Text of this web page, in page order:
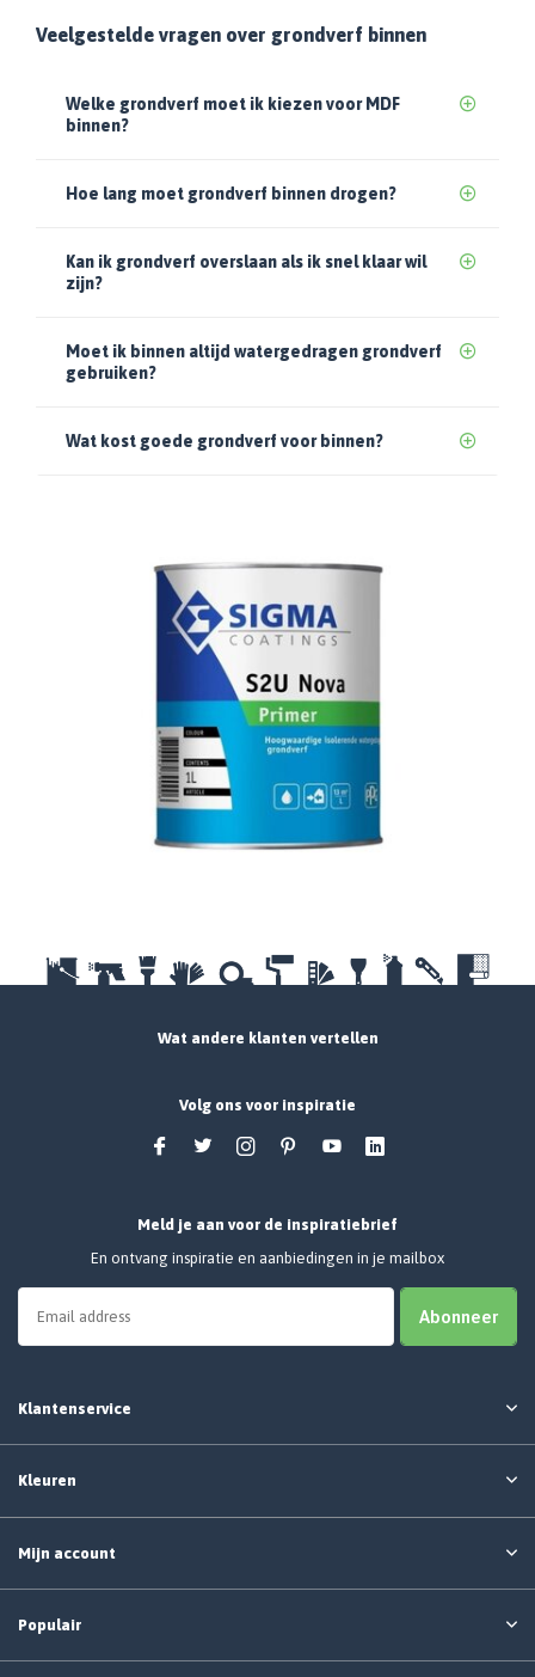
Veelgestelde vragen over grondverf binnen
Welke grondverf moet ik kiezen voor MDF
binnen?
Hoe lang moet grondverf binnen drogen?
Kan ik grondverf overslaan als ik snel klaar wil
zijn?
Moet ik binnen altijd watergedragen grondverf
gebruiken?
Wat kost goede grondverf voor binnen?
Wat andere klanten vertellen
Volg ons voor inspiratie
Meld je aan voor de inspiratiebrief
En ontvang inspiratie en aanbiedingen in je mailbox
Abonneer
Klantenservice
Kleuren
Mijn account
Populair